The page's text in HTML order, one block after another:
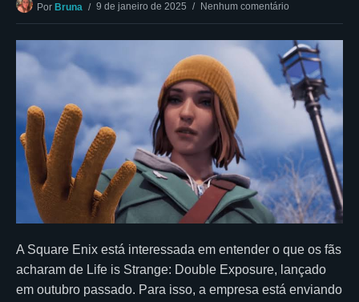
Por Bruna 9 de janeiro de 2025 Nenhum comentário
A Square Enix está interessada em entender o que os fãs
acharam de Life is Strange: Double Exposure, lançado
em outubro passado. Para isso, a empresa está enviando